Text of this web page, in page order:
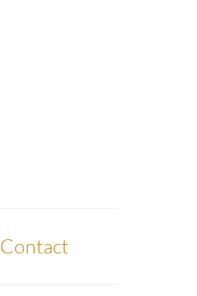
Contact